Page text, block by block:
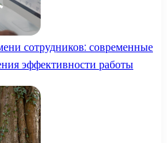
сотрудников: современные
эффективности работы